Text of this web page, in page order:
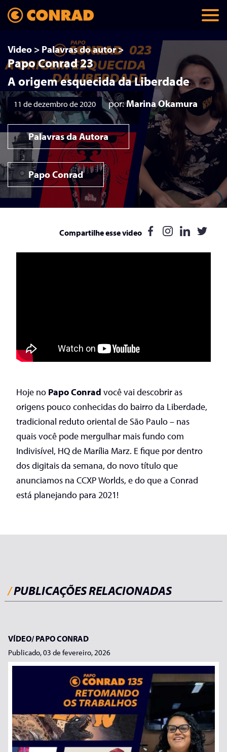
Video > Palavras do autor>
Papo Conrad 23
A origem esquecida da Liberdade
11 de dezembro de 2020 por:Marina Okamura
Palavras da Autora
Papo Conrad
Compartilhe esse video
Hoje no Papo Conrad você vai descobrir as
origens pouco conhecidas do bairro da Liberdade,
tradicional reduto oriental de São Paulo – nas
quais você pode mergulhar mais fundo com
Indivisível, HQ de Marília Marz. E fique por dentro
dos digitais da semana, do novo título que
anunciamos na CCXP Worlds, e do que a Conrad
está planejando para 2021!
/PUBLICAÇÕES RELACIONADAS
VÍDEO/PAPO CONRAD
Publicado, 03 de fevereiro, 2026